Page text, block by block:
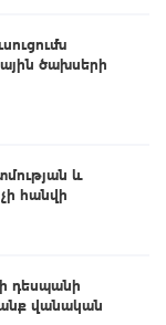
ծախսերի
և
հանվի
դեսպանի
վանական